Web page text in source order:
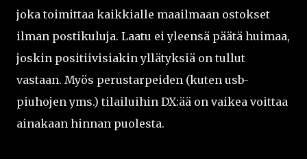
joka toimittaa kaikkialle maailmaan ostokset
ilman postikuluja. Laatu ei yleensä päätä huimaa,
joskin positiivisiakin yllätyksiä on tullut
vastaan. Myös perustarpeiden (kuten usb-
piuhojen yms.) tilailuihin DX:ää on vaikea voittaa
ainakaan hinnan puolesta.